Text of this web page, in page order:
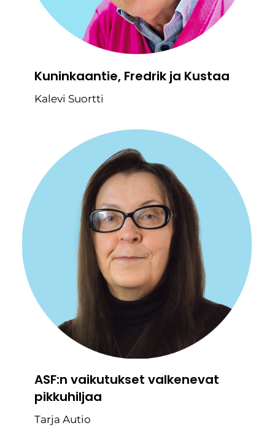
Kuninkaantie, Fredrik ja Kustaa
Kalevi Suortti
ASF:n vaikutukset valkenevat
pikkuhiljaa
Tarja Autio